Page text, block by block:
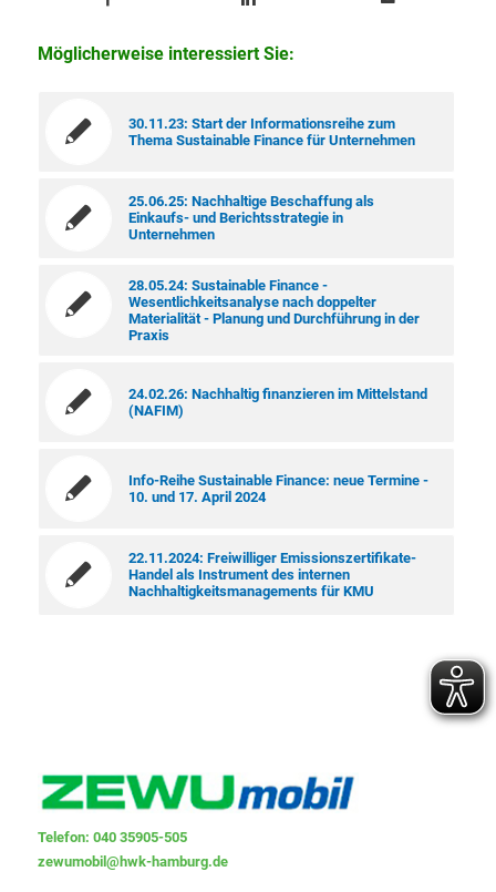
Möglicherweise interessiert Sie:
30.11.23: Start der Informationsreihe zum
Thema Sustainable Finance für Unternehmen
25.06.25: Nachhaltige Beschaffung als
Einkaufs- und Berichtsstrategie in
Unternehmen
28.05.24: Sustainable Finance -
Wesentlichkeitsanalyse nach doppelter
Materialität - Planung und Durchführung in der
Praxis
24.02.26: Nachhaltig finanzieren im Mittelstand
(NAFIM)
Info-Reihe Sustainable Finance: neue Termine -
10. und 17. April 2024
22.11.2024: Freiwilliger Emissionszertifikate-
Handel als Instrument des internen
Nachhaltigkeitsmanagements für KMU
Telefon: 040 35905-505
zewumobil@hwk-hamburg.de